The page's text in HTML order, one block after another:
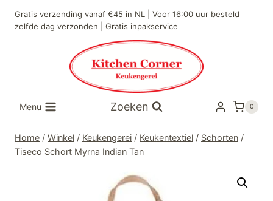
naar
Gratis verzending vanaf €45 in NL | Voor 16:00 uur besteld
zelfde dag verzonden | Gratis inpakservice
Menu Zoeken 0
Home / Winkel / Keukengerei / Keukentextiel / Schorten /
Tiseco Schort Myrna Indian Tan